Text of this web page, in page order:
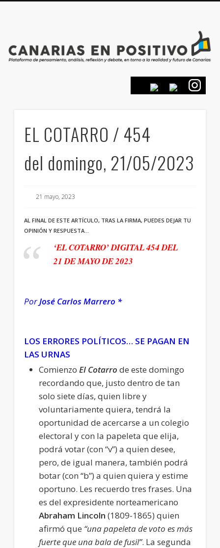
EL COTARRO / 454
del domingo, 21/05/2023
21 mayo, 2023
AL FINAL DE ESTE ARTÍCULO, TRAS LA FIRMA, PUEDES DEJAR TU
OPINIÓN Y RESPUESTA…
‘EL COTARRO’ DIGITAL 454 DEL
21 DE MAYO DE 2023
PorJosé Carlos Marrero *
LOS ERRORES POLÍTICOS… SE PAGAN EN
LAS URNAS
Comienzo El Cotarro de este domingo
recordando que, justo dentro de tan
solo siete días, quien libre y
voluntariamente quiera, tendrá la
oportunidad de acercarse a un colegio
electoral y con la papeleta que elija,
podrá votar (con “v”) a quien desee,
pero, de igual manera, también podrá
botar (con “b”) a quien quiera y estime
oportuno. Les recuerdo tres frases. Una
es del expresidente norteamericano
Abraham Lincoln (1809-1865) quien
afirmó que “una papeleta de voto es más
fuerte que una bala de fusil”. La segunda